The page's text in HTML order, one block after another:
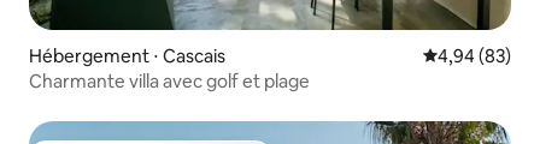
Hébergement ⋅ Cascais Évaluation
4,94 (83)
Charmante villa avec golf et plage